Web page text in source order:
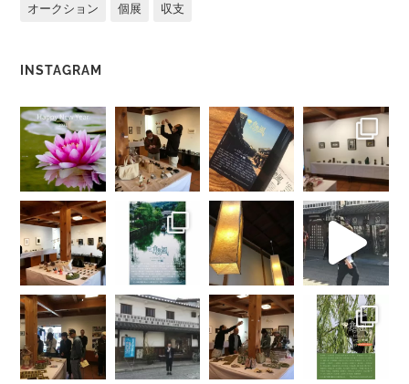
オークション 個展 収支
INSTAGRAM